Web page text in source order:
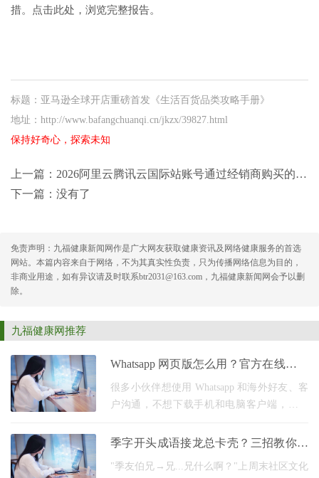
措。点击此处，浏览完整报告。
标题：亚马逊全球开店重磅首发《生活百货品类攻略手册》
地址：http://www.bafangchuanqi.cn/jkzx/39827.html
保持好奇心，探索未知
上一篇： 2026阿里云腾讯云国际站账号通过经销商购买的避坑指南
下一篇：没有了
免责声明：九福健康新闻网作是广大网友获取健康资讯及网络健康服务的首选
网站。本篇内容来自于网络，不为其真实性负责，只为传播网络信息为目的，
非商业用途，如有异议请及时联系btr2031@163.com，九福健康新闻网会予以删
除。
九福健康网推荐
Whatsapp 网页版怎么用？官方在线登录
入口一键进入
很多小伙伴想使用 Whatsapp 和海外好友、客
户沟通，不想下载手机和电脑客户端，其实
安全免费即时通讯工具，它无需安装任何软
季字开头成语接龙总卡壳？三招教你玩
转四季轮转
"季友伯兄→兄...兄什么啊？"上周末社区文化